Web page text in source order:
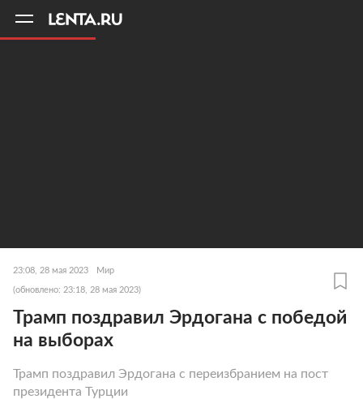
23:08, 28 мая 2023 Мир
(обновлено: 23:18, 28 мая 2023)
Трамп поздравил Эрдогана с победой
на выборах
Трамп поздравил Эрдогана с переизбранием на пост
президента Турции